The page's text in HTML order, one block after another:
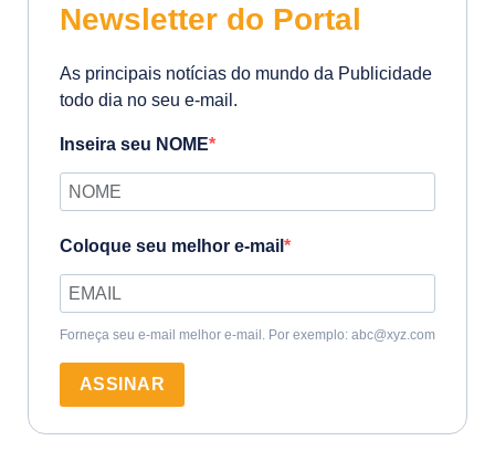
Newsletter do Portal
As principais notícias do mundo da Publicidade
todo dia no seu e-mail.
Inseira seu NOME
Coloque seu melhor e-mail
Forneça seu e-mail melhor e-mail. Por exemplo: abc@xyz.com
ASSINAR